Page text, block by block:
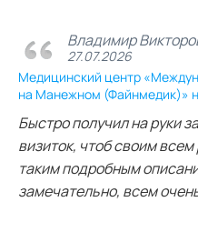
Владимир
27.07.2026
Медицинский центр
на Манежном (Файнмедик)»
Быстро получил на руки
визиток, чтоб своим
таким подробным
замечательно, всем